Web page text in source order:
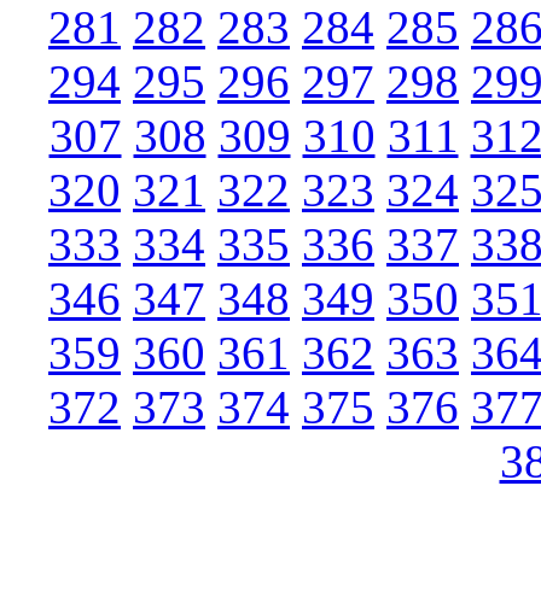
281 282 283 284 285
294 295 296 297 298
307 308 309 310 311
320 321 322 323 324
333 334 335 336 337
346 347 348 349 350
359 360 361 362 363
372 373 374 375 376